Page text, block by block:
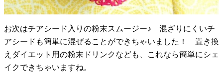
お次はチアシード入りの粉末スムージー♪ 混ざりにくいチ
アシードも簡単に混ぜることができちゃいました！ 置き換
えダイエット用の粉末ドリンクなども、これなら簡単にシェ
イクできちゃいますね。